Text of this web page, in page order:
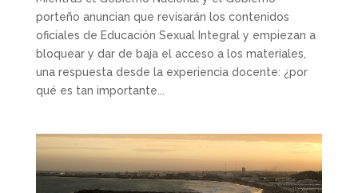
porteño anuncian que revisarán los contenidos
oficiales de Educación Sexual Integral y empiezan a
bloquear y dar de baja el acceso a los materiales,
una respuesta desde la experiencia docente: ¿por
qué es tan importante...